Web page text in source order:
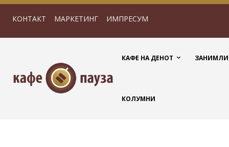
КОНТАКТ МАРКЕТИНГ ИМПРЕСУМ
КАФЕ НА ДЕНОТ
КОЛУМНИ